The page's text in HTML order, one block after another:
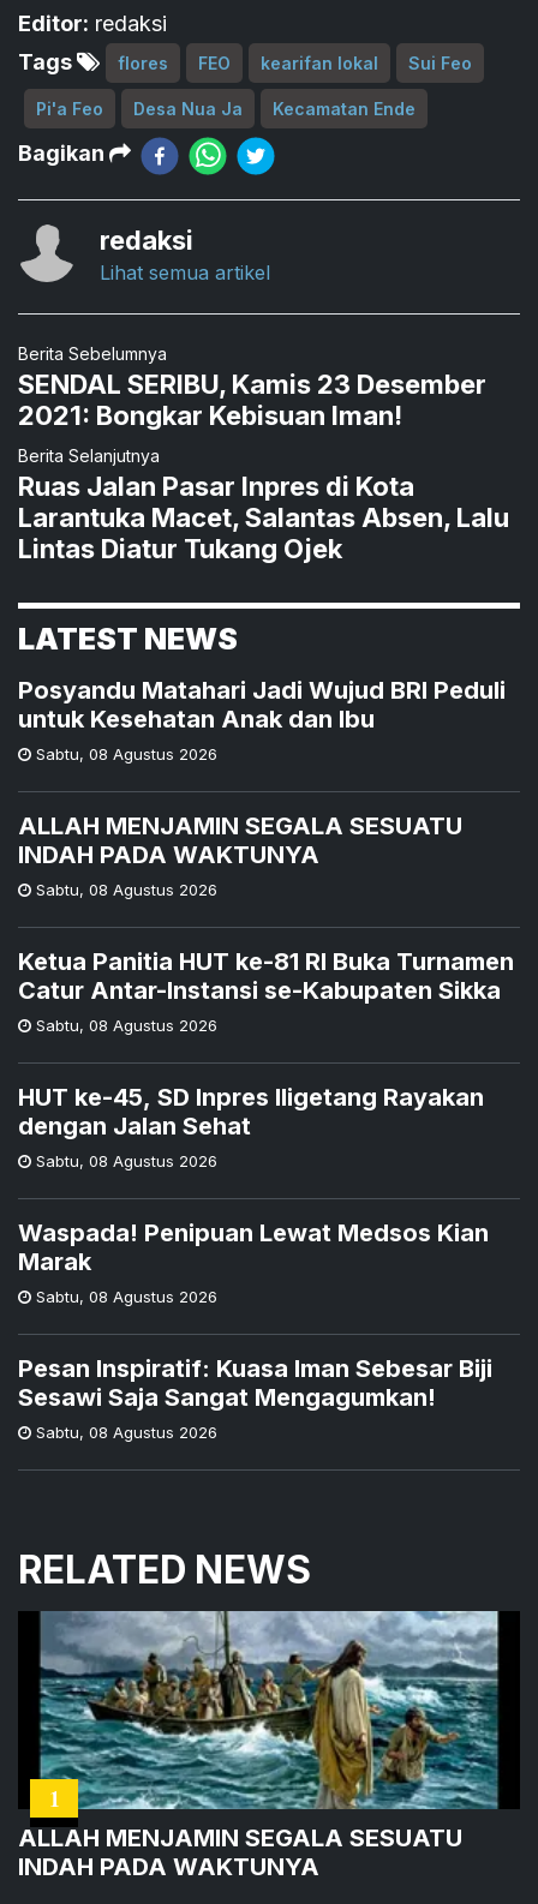
Editor: redaksi
Tags
flores FEO kearifan lokal Sui Feo
Pi'a Feo Desa Nua Ja Kecamatan Ende
Bagikan
redaksi
Lihat semua artikel
Berita Sebelumnya
SENDAL SERIBU, Kamis 23 Desember
2021: Bongkar Kebisuan Iman!
Berita Selanjutnya
Ruas Jalan Pasar Inpres di Kota
Larantuka Macet, Salantas Absen, Lalu
Lintas Diatur Tukang Ojek
LATEST NEWS
Posyandu Matahari Jadi Wujud BRI Peduli
untuk Kesehatan Anak dan Ibu
Sabtu, 08 Agustus 2026
ALLAH MENJAMIN SEGALA SESUATU
INDAH PADA WAKTUNYA
Sabtu, 08 Agustus 2026
Ketua Panitia HUT ke-81 RI Buka Turnamen
Catur Antar-Instansi se-Kabupaten Sikka
Sabtu, 08 Agustus 2026
HUT ke-45, SD Inpres Iligetang Rayakan
dengan Jalan Sehat
Sabtu, 08 Agustus 2026
Waspada! Penipuan Lewat Medsos Kian
Marak
Sabtu, 08 Agustus 2026
Pesan Inspiratif: Kuasa Iman Sebesar Biji
Sesawi Saja Sangat Mengagumkan!
Sabtu, 08 Agustus 2026
RELATED NEWS
1
ALLAH MENJAMIN SEGALA SESUATU
INDAH PADA WAKTUNYA